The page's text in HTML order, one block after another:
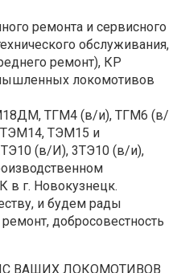
ремонта и сервисного
обслуживания,
ремонт), КР
локомотивов
ТГМ4 (в/и), ТГМ6 (в/
ТЭМ15 и
(в/И), 3ТЭ10 (в/и),
в г. Новокузнецк.
и будем рады
добросовестность
ВАШИХ ЛОКОМОТИВОВ